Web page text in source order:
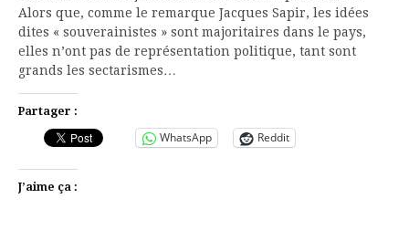
Alors que, comme le remarque Jacques Sapir, les idées
dites « souverainistes » sont majoritaires dans le pays,
elles n’ont pas de représentation politique, tant sont
grands les sectarismes…
Partager :
WhatsApp Reddit
J’aime ça :